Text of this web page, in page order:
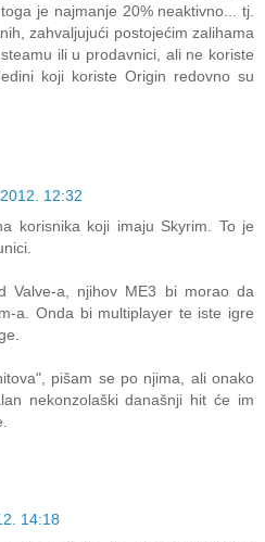
je najmanje 20% neaktivno... tj.
zahvaljujući postojećim zalihama
ili u prodavnici, ali ne koriste
koji koriste Origin redovno su
12:32
korisnika koji imaju Skyrim. To je
Valve-a, njihov ME3 bi morao da
a. Onda bi multiplayer te iste igre
pišam se po njima, ali onako
nekonzolaški današnji hit će im
14:18